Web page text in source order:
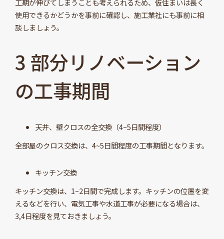
工期が伸びてしまうことも考えられるため、仮住まいは長く
使用できるかどうかを事前に確認し、施工業社にも事前に相
談しましょう。
3 部分リノベーション
の工事期間
天井、壁クロスの全交換（4~5日間程度）
全部屋のクロス交換は、4~5日間程度の工事期間となります。
キッチン交換
キッチン交換は、1~2日間で完成します。キッチンの位置を変
えるなどを行い、電気工事や水道工事が必要になる場合は、
3,4日程度を見ておきましょう。